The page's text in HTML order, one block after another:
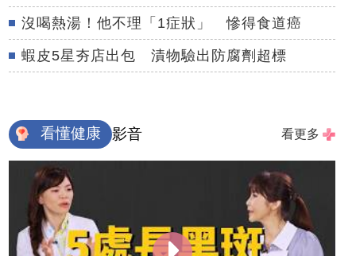
沒喝熱湯！他不理「1症狀」 慘得食道癌
蝦皮5星夯店出包 漬物驗出防腐劑超標
看懂健康 影音 看更多